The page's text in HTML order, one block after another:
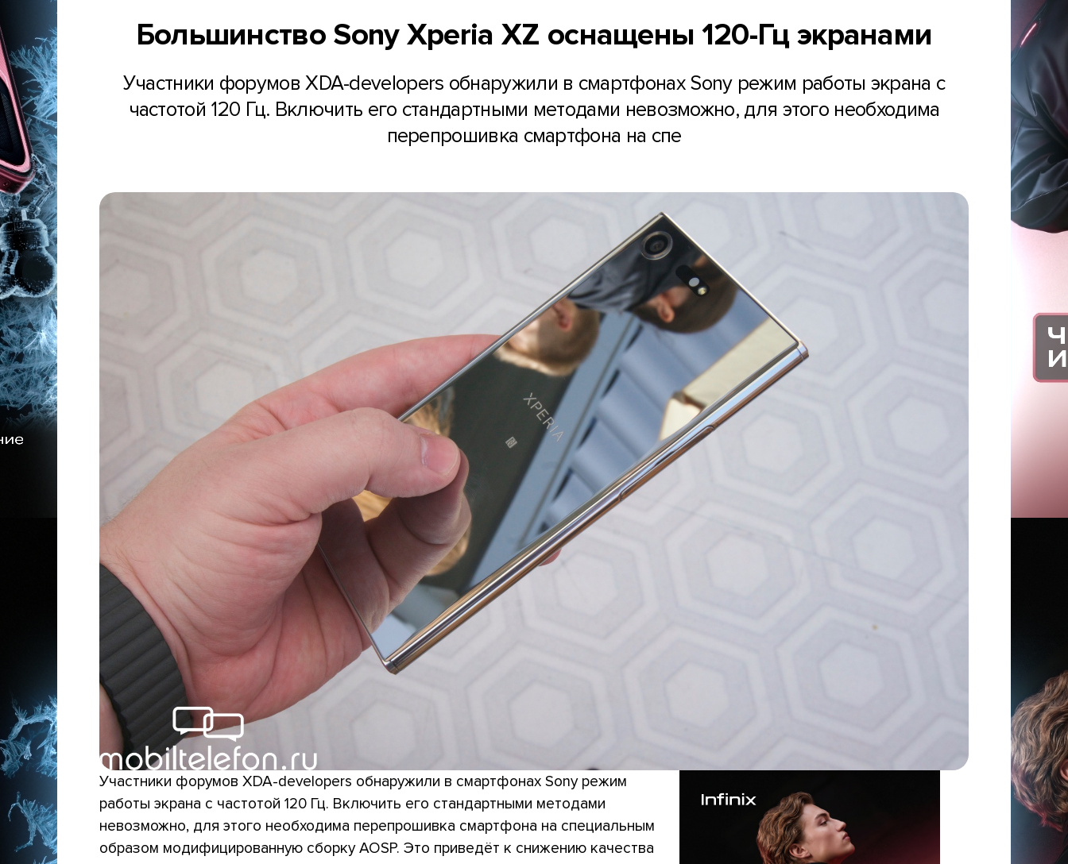
Большинство Sony Xperia XZ оснащены 120-Гц экранами
Участники форумов XDA-developers обнаружили в смартфонах Sony режим работы экрана с
частотой 120 Гц. Включить его стандартными методами невозможно, для этого необходима
перепрошивка смартфона на спе
Участники форумов XDA-developers обнаружили в смартфонах Sony режим
работы экрана с частотой 120 Гц. Включить его стандартными методами
невозможно, для этого необходима перепрошивка смартфона на специальным
образом модифицированную сборку AOSP. Это приведёт к снижению качества